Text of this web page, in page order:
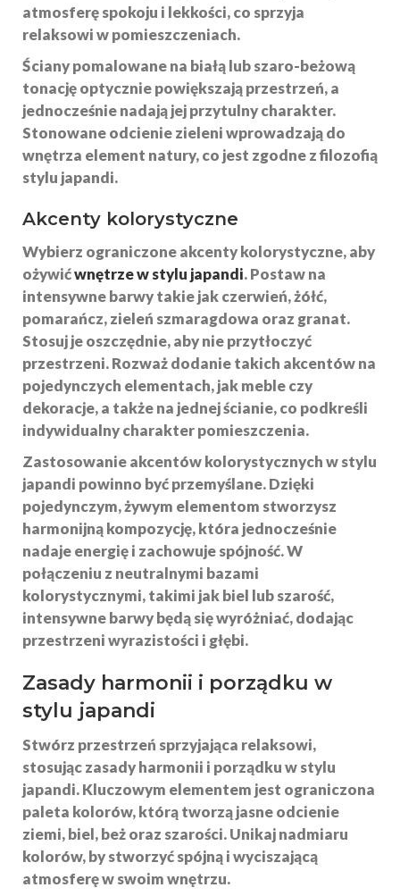
atmosferę spokoju i lekkości, co sprzyja
relaksowi w pomieszczeniach.
Ściany pomalowane na białąlubszaro-beżową
tonację optycznie powiększają przestrzeń, a
jednocześnie nadają jej przytulny charakter.
Stonowane odcienie zieleni wprowadzają do
wnętrza element natury, co jest zgodne z filozofią
stylu japandi.
Akcenty kolorystyczne
Wybierz ograniczone akcenty kolorystyczne, aby
ożywićwnętrze w stylu japandi. Postaw na
intensywne barwy takie jakczerwień,żółć,
pomarańcz,zieleń szmaragdowa oraz granat.
Stosuj je oszczędnie, aby nie przytłoczyć
przestrzeni. Rozważ dodanie takich akcentów na
pojedynczych elementach, jak meble czy
dekoracje, a także na jednej ścianie, co podkreśli
indywidualny charakter pomieszczenia.
Zastosowanie akcentów kolorystycznych w stylu
japandi powinno być przemyślane. Dzięki
pojedynczym, żywym elementom stworzysz
harmonijną kompozycję, która jednocześnie
nadaje energię i zachowuje spójność. W
połączeniu z neutralnymi bazami
kolorystycznymi, takimi jak biel lub szarość,
intensywne barwy będą się wyróżniać, dodając
przestrzeni wyrazistości i głębi.
Zasady harmonii i porządku w
stylu japandi
Stwórz przestrzeń sprzyjająca relaksowi,
stosując zasadyharmonii i porządkuw stylu
japandi. Kluczowym elementem jest ograniczona
paleta kolorów, którą tworzą jasne odcienie
ziemi, biel, beż oraz szarości. Unikaj nadmiaru
kolorów, by stworzyć spójną i wyciszającą
atmosferę w swoim wnętrzu.